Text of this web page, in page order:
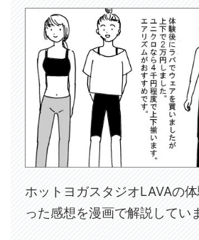
ホットヨガスタジオLAVAの
った感想を漫画で解説してい